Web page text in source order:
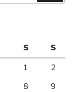
S S
1 2
8 9